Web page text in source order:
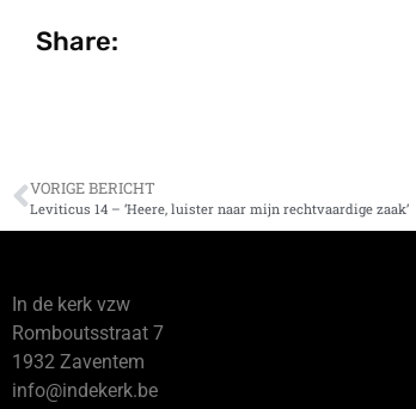
Share:
VORIGE BERICHT
Leviticus 14 – ‘Heere, luister naar mijn rechtvaardige zaak’
In de kerk vzw
Romboutsstraat 7
1932 Zaventem
info@indekerk.be